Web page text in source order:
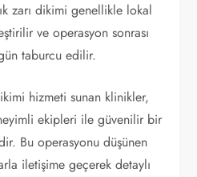
zarı dikimi genellikle lokal
ve operasyon sonrası
taburcu edilir.
hizmeti sunan klinikler,
ekipleri ile güvenilir bir
Bu operasyonu düşünen
iletişime geçerek detaylı